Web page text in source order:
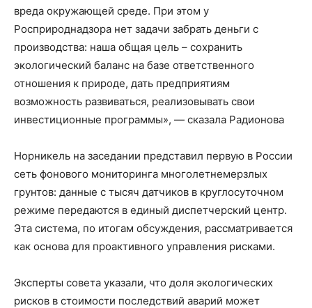
вреда окружающей среде. При этом у
Росприроднадзора нет задачи забрать деньги с
производства: наша общая цель – сохранить
экологический баланс на базе ответственного
отношения к природе, дать предприятиям
возможность развиваться, реализовывать свои
инвестиционные программы», — сказала Радионова
Норникель на заседании представил первую в России
сеть фонового мониторинга многолетнемерзлых
грунтов: данные с тысяч датчиков в круглосуточном
режиме передаются в единый диспетчерский центр.
Эта система, по итогам обсуждения, рассматривается
как основа для проактивного управления рисками.
Эксперты совета указали, что доля экологических
рисков в стоимости последствий аварий может